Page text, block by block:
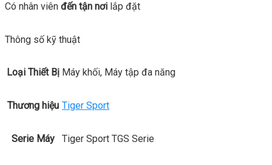
Có nhân viên đến tận nơi lắp đặt
Thông số kỹ thuật
Loại Thiết Bị Máy khối, Máy tập đa năng
Thương hiệu Tiger Sport
Serie Máy Tiger Sport TGS Serie